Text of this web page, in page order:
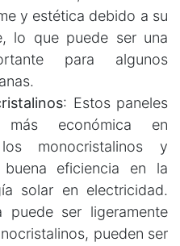
y estética debido a su
lo que puede ser una
para algunos
: Estos paneles
económica en
monocristalinos y
eficiencia en la
solar en electricidad.
puede ser ligeramente
pueden ser